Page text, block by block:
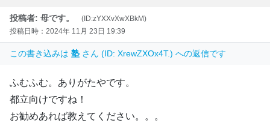
投稿者: 母です。
(ID:zYXXvXwXBkM)
投稿日時：2024年 11月 23日 19:39
この書き込みは 塾 さん (ID: XrewZXOx4T.) への返信です
ふむふむ。ありがたやです。
都立向けですね！
お勧めあれば教えてください。。。